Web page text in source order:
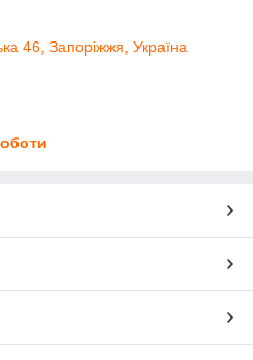
46, Запоріжжя, Україна